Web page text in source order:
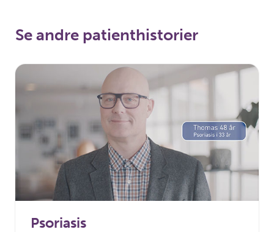
Se andre patienthistorier
Psoriasis